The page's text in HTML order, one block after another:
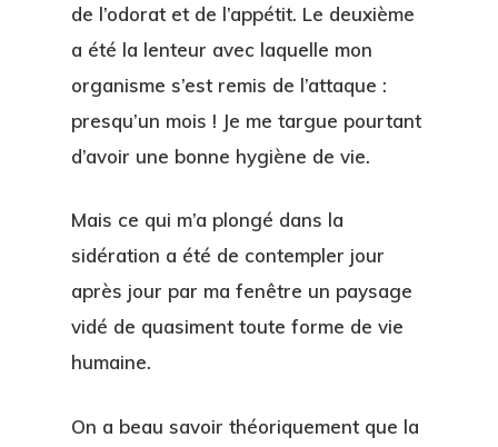
de l’odorat et de l’appétit. Le deuxième
a été la lenteur avec laquelle mon
organisme s’est remis de l’attaque :
presqu’un mois ! Je me targue pourtant
d’avoir une bonne hygiène de vie.
Mais ce qui m’a plongé dans la
sidération a été de contempler jour
après jour par ma fenêtre un paysage
vidé de quasiment toute forme de vie
humaine.
On a beau savoir théoriquement que la